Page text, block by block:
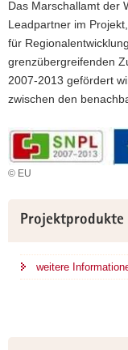
Das Marschallamt der
Leadpartner im
für
grenzübergreifenden
2007-2013 gefördert
zwischen den
© EU
Information
Projektprodukte
weitere